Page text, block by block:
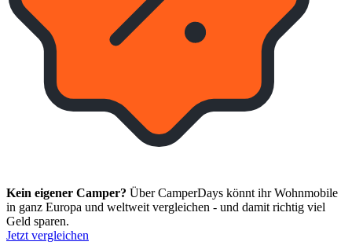
Kein eigener Camper? Über CamperDays könnt ihr Wohnmobile
in ganz Europa und weltweit vergleichen - und damit richtig viel
Geld sparen.
Jetzt vergleichen